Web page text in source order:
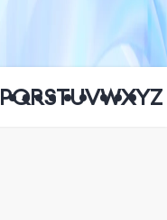
PQRSTUVWXYZ